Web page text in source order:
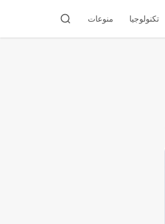
تكنولوجيا منوعات